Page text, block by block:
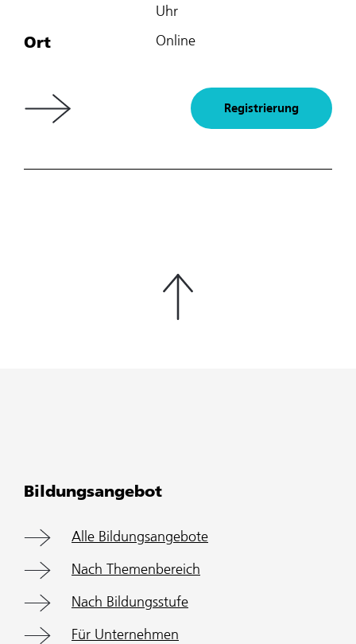
Uhr
Ort Online
Registrierung
Bildungsangebot
Alle Bildungsangebote
Nach Themenbereich
Nach Bildungsstufe
Für Unternehmen